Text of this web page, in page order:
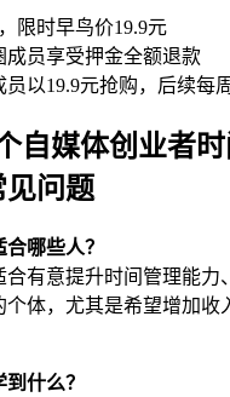
限时早鸟价19.9元
成员享受押金全额退款
员以19.9元抢购，后续每
自媒体创业者
见问题
哪些人？
合有意提升时间管理能力
个体，尤其是希望增加收
什么？